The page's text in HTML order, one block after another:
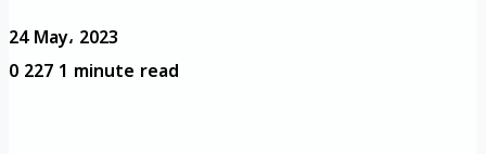
24 May، 2023
02271 minute read